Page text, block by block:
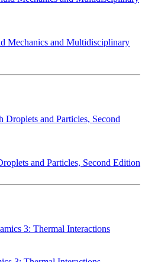
Mechanics and Multidisciplinary
and Particles, Second Edition